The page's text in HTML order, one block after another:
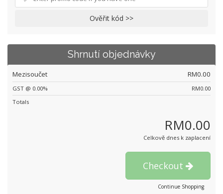
Ověřit kód >>
Shrnutí objednávky
Mezisoučet RM0.00
GST @ 0.00%
RM0.00
Totals
RM0.00
Celkově dnes k zaplacení
Checkout
Continue Shopping